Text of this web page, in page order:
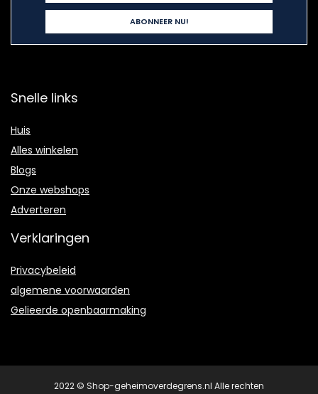
Snelle links
Huis
Alles winkelen
Blogs
Onze webshops
Adverteren
Verklaringen
Privacybeleid
algemene voorwaarden
Gelieerde openbaarmaking
2022 © Shop-geheimoverdegrens.nl Alle rechten